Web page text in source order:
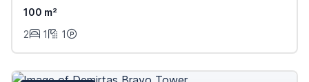
100 m²
2
1 1